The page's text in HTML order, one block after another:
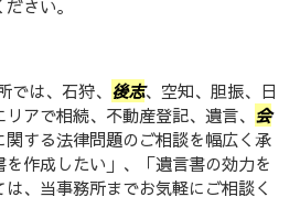
さい。
は、石狩、 後志、空知、胆振、日
アで相続、不動産登記、遺言、 会
する法律問題のご相談を幅広く承
作成したい」、「遺言書の効力を
、当事務所までお気軽にご相談く